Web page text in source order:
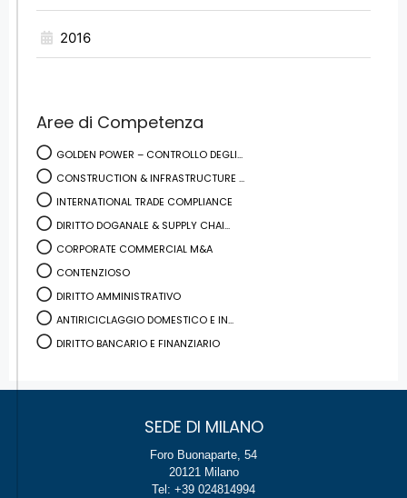
2016
Aree di Competenza
GOLDEN POWER – CONTROLLO DEGLI...
CONSTRUCTION & INFRASTRUCTURE ...
INTERNATIONAL TRADE COMPLIANCE
DIRITTO DOGANALE & SUPPLY CHAI...
CORPORATE COMMERCIAL M&A
CONTENZIOSO
DIRITTO AMMINISTRATIVO
ANTIRICICLAGGIO DOMESTICO E IN...
DIRITTO BANCARIO E FINANZIARIO
SEDE DI MILANO
Foro Buonaparte, 54
20121 Milano
Tel: +39 024814994